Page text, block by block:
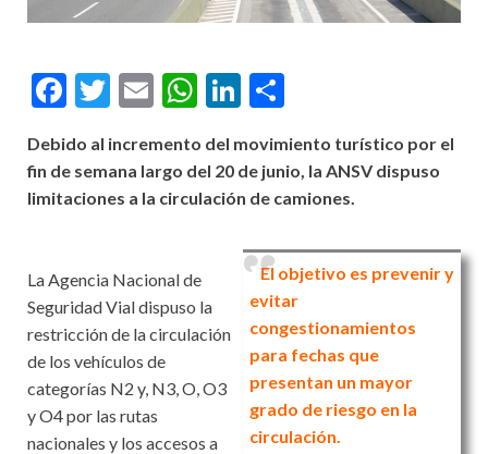
Facebook
Twitter
EmailWhatsApp
LinkedIn
Debido al incremento del movimiento turístico por el
fin de semana largo del 20 de junio, la ANSV dispuso
limitaciones a la circulación de camiones.
El objetivo es prevenir y
evitar
congestionamientos
para fechas que
presentan un mayor
grado de riesgo en la
circulación.
La Agencia Nacional de
Seguridad Vial dispuso la
restricción de la circulación
de los vehículos de
categorías N2 y, N3, O, O3
y O4 por las rutas
nacionales y los accesos a